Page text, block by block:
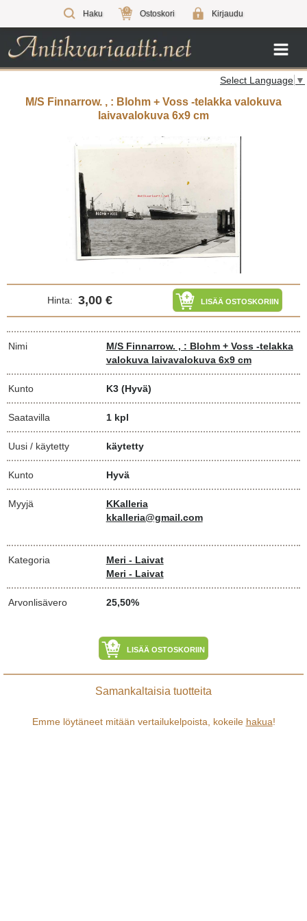
Haku 0 Ostoskori Kirjaudu
Select Language ▼
M/S Finnarrow. , : Blohm + Voss -telakka valokuva
laivavalokuva 6x9 cm
Hinta: 3,00 € LISÄÄ OSTOSKORIIN
Nimi
M/S Finnarrow. , : Blohm + Voss -telakka
valokuva laivavalokuva 6x9 cm
Kunto K3 (Hyvä)
Saatavilla 1 kpl
Uusi / käytetty käytetty
Kunto Hyvä
Myyjä
KKalleria
kkalleria@gmail.com
Kategoria
Meri - Laivat
Meri - Laivat
Arvonlisävero 25,50%
LISÄÄ OSTOSKORIIN
Samankaltaisia tuotteita
Emme löytäneet mitään vertailukelpoista, kokeile hakua!